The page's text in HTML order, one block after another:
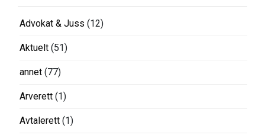
Advokat & Juss (12)
Aktuelt (51)
annet (77)
Arverett (1)
Avtalerett (1)